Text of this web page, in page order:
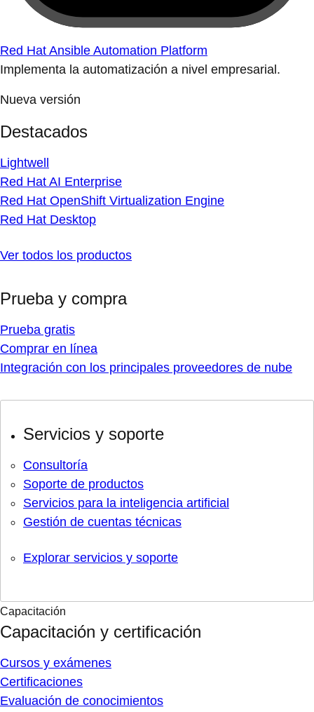
Red Hat Ansible Automation Platform
Implementa la automatización a nivel empresarial.
Nueva versión
Destacados
Lightwell
Red Hat AI Enterprise
Red Hat OpenShift Virtualization Engine
Red Hat Desktop
Ver todos los productos
Prueba y compra
Prueba gratis
Comprar en línea
Integración con los principales proveedores de nube
Servicios y soporte
Consultoría
Soporte de productos
Servicios para la inteligencia artificial
Gestión de cuentas técnicas
Explorar servicios y soporte
Capacitación
Capacitación y certificación
Cursos y exámenes
Certificaciones
Evaluación de conocimientos